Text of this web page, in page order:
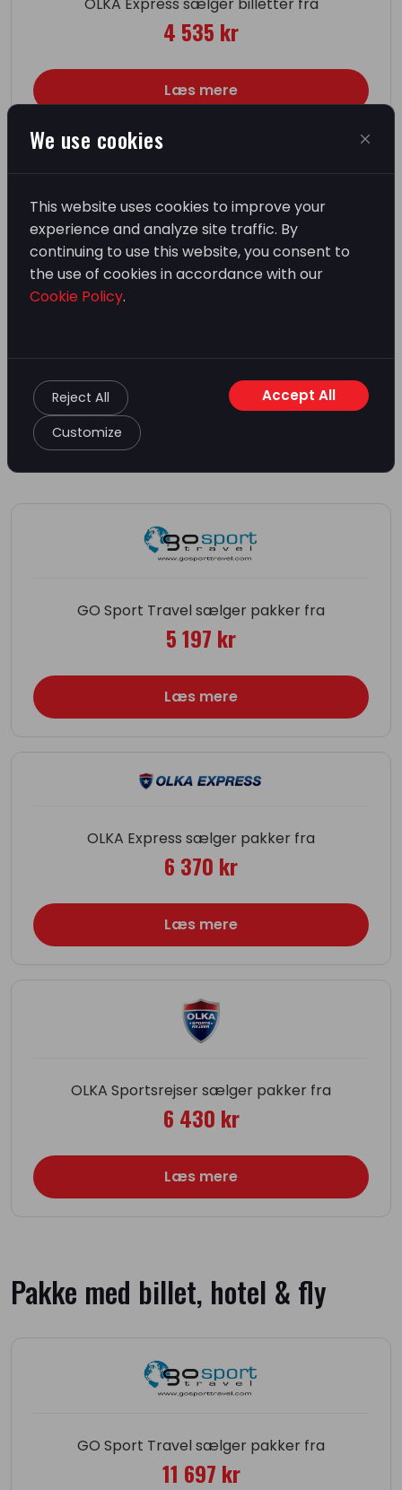
4 535 kr
Læs mere
OLKA Sportsrejser sælger billetter fra
4 665 kr
Pakke med billet & hotel
GO Sport Travel sælger pakker fra
5 197 kr
Læs mere
OLKA Express sælger pakker fra
6 370 kr
Læs mere
OLKA Sportsrejser sælger pakker fra
6 430 kr
Læs mere
Pakke med billet, hotel & fly
GO Sport Travel sælger pakker fra
11 697 kr
We use cookies
This website uses cookies to improve your
experience and analyze site traffic. By
continuing to use this website, you consent to
the use of cookies in accordance with our
Cookie Policy.
Reject All
Customize
Accept All